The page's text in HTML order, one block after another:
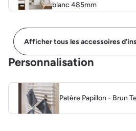
blanc 485mm
Afficher tous les accessoires
Personnalisation
Patère Papillon - Brun